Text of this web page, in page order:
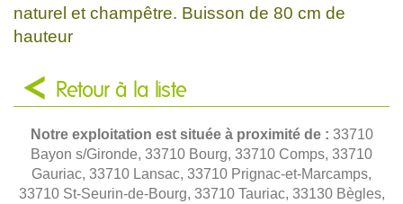
naturel et champêtre. Buisson de 80 cm de
hauteur
Retour à la liste
Notre exploitation est située à proximité de : 33710
Bayon s/Gironde, 33710 Bourg, 33710 Comps, 33710
Gauriac, 33710 Lansac, 33710 Prignac-et-Marcamps,
33710 St-Seurin-de-Bourg, 33710 Tauriac, 33130 Bègles,